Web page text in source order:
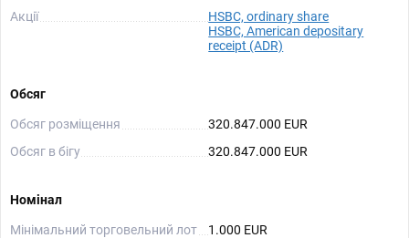
Акції
HSBC, ordinary share
HSBC, American depositary
receipt (ADR)
Обсяг
Обсяг розміщення
320.847.000 EUR
Обсяг в бігу
320.847.000 EUR
Номінал
Мінімальний торговельний лот
1.000 EUR